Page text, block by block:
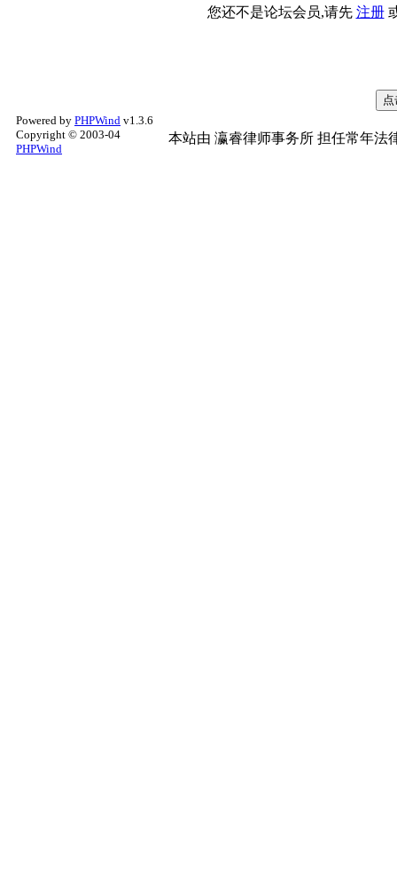
您还不是论坛会员,请先 注册
Powered by PHPWind v1.3.6
Copyright © 2003-04
PHPWind
本站由 瀛睿律师事务所 担任常年法